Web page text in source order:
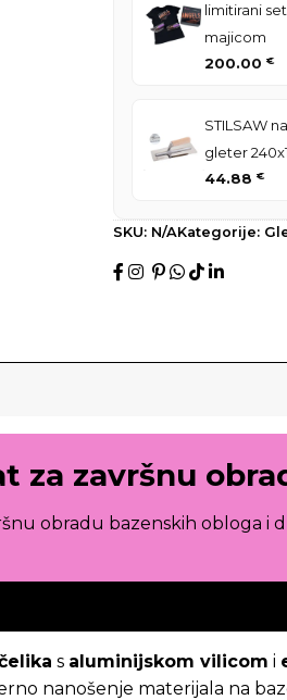
limitirani
majicom
200.00 €
STILSAW
gleter
44.88 €
SKU: N/AKategorije:
za završnu
obradu bazenskih obloga i
s aluminijskom vilicom i
nanošenje materijala na